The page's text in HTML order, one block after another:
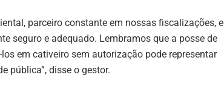
parceiro constante em nossas fiscalizações, e
seguro e adequado. Lembramos que a posse de
em cativeiro sem autorização pode representar
pública”, disse o gestor.